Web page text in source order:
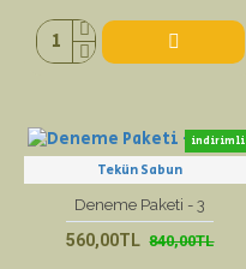
indirimli
Tekün Sabun
Deneme Paketi - 3
560,00TL 840,00TL